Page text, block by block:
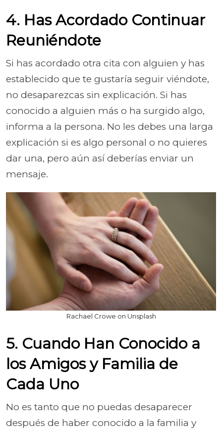
4. Has Acordado Continuar
Reuniéndote
Si has acordado otra cita con alguien y has
establecido que te gustaría seguir viéndote,
no desaparezcas sin explicación. Si has
conocido a alguien más o ha surgido algo,
informa a la persona. No les debes una larga
explicación si es algo personal o no quieres
dar una, pero aún así deberías enviar un
mensaje.
Rachael Crowe on Unsplash
5. Cuando Han Conocido a
los Amigos y Familia de
Cada Uno
No es tanto que no puedas desaparecer
después de haber conocido a la familia y